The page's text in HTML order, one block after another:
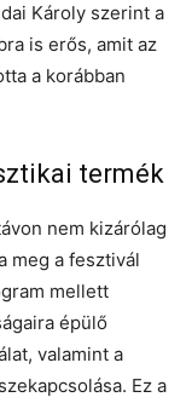
Károly szerint a
is erős, amit az
a korábban
termék
nem kizárólag
meg a fesztivál
mellett
épülő
valamint a
Ez a